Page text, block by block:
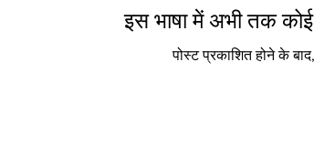
इस भाषा में अभी तक
पोस्ट प्रकाशित होने के